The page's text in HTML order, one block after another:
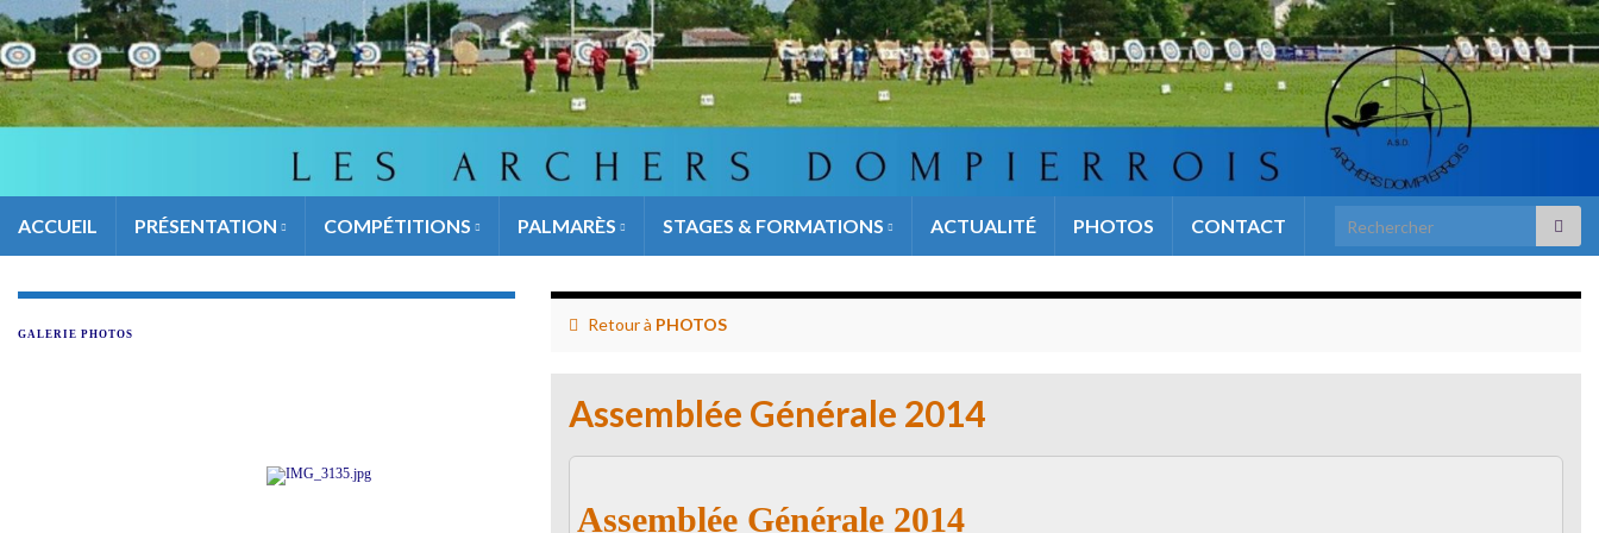
ACCUEIL PRÉSENTATION COMPÉTITIONS PALMARÈS STAGES & FORMATIONS ACTUALITÉ PHOTOS CONTACT Search for:
Retour à PHOTOS
Assemblée Générale 2014
Assemblée Générale 2014
GALERIE PHOTOS